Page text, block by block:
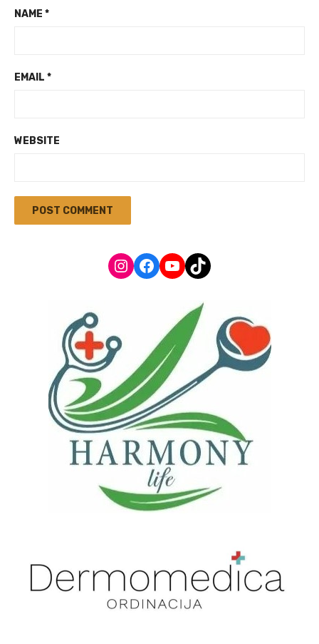
NAME *
EMAIL *
WEBSITE
Instagram
Facebook
YouTube
TikTok